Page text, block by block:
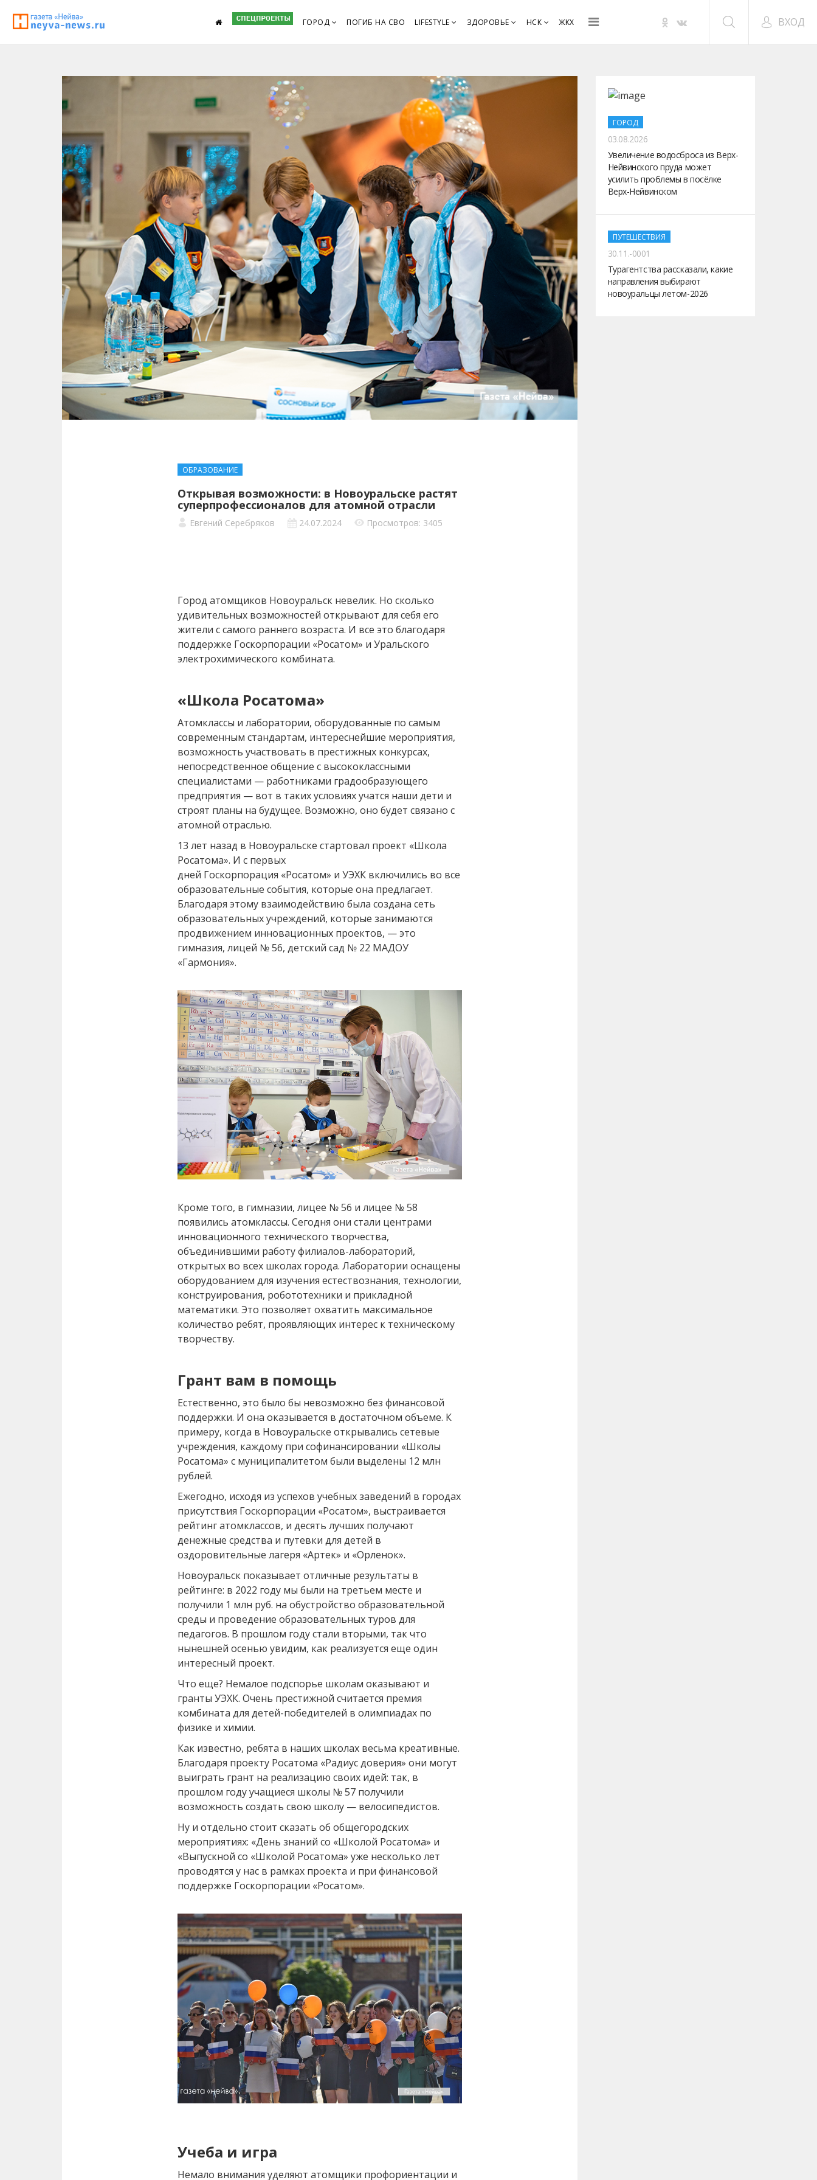
ГОРОД ПОГИБ НА СВО LIFESTYLE ЗДОРОВЬЕ НСК ЖКХ ВХОД
ОБРАЗОВАНИЕ
Открывая возможности: в Новоуральске растят
суперпрофессионалов для атомной отрасли
Евгений Серебряков 24.07.2024 Просмотров: 3405
Город атомщиков Новоуральск невелик. Но сколько
удивительных возможностей открывают для себя его
жители с самого раннего возраста. И все это благодаря
поддержке Госкорпорации «Росатом» и Уральского
электрохимического комбината.
«Школа Росатома»
Атомклассы и лаборатории, оборудованные по самым
современным стандартам, интереснейшие мероприятия,
возможность участвовать в престижных конкурсах,
непосредственное общение с высококлассными
специалистами — работниками градообразующего
предприятия — вот в таких условиях учатся наши дети и
строят планы на будущее. Возможно, оно будет связано с
атомной отраслью.
13 лет назад в Новоуральске стартовал проект «Школа
Росатома». И с первых
дней Госкорпорация «Росатом» и УЭХК включились во все
образовательные события, которые она предлагает.
Благодаря этому взаимодействию была создана сеть
образовательных учреждений, которые занимаются
продвижением инновационных проектов, — это
гимназия, лицей № 56, детский сад № 22 МАДОУ
«Гармония».
Кроме того, в гимназии, лицее № 56 и лицее № 58
появились атомклассы. Сегодня они стали центрами
инновационного технического творчества,
объединившими работу филиалов-лабораторий,
открытых во всех школах города. Лаборатории оснащены
оборудованием для изучения естествознания, технологии,
конструирования, робототехники и прикладной
математики. Это позволяет охватить максимальное
количество ребят, проявляющих интерес к техническому
творчеству.
Грант вам в помощь
Естественно, это было бы невозможно без финансовой
поддержки. И она оказывается в достаточном объеме. К
примеру, когда в Новоуральске открывались сетевые
учреждения, каждому при софинансировании «Школы
Росатома» с муниципалитетом были выделены 12 млн
рублей.
Ежегодно, исходя из успехов учебных заведений в городах
присутствия Госкорпорации «Росатом», выстраивается
рейтинг атомклассов, и десять лучших получают
денежные средства и путевки для детей в
оздоровительные лагеря «Артек» и «Орленок».
Новоуральск показывает отличные результаты в
рейтинге: в 2022 году мы были на третьем месте и
получили 1 млн руб. на обустройство образовательной
среды и проведение образовательных туров для
педагогов. В прошлом году стали вторыми, так что
нынешней осенью увидим, как реализуется еще один
интересный проект.
Что еще? Немалое подспорье школам оказывают и
гранты УЭХК. Очень престижной считается премия
комбината для детей-победителей в олимпиадах по
физике и химии.
Как известно, ребята в наших школах весьма креативные.
Благодаря проекту Росатома «Радиус доверия» они могут
выиграть грант на реализацию своих идей: так, в
прошлом году учащиеся школы № 57 получили
возможность создать свою школу — велосипедистов.
Ну и отдельно стоит сказать об общегородских
мероприятиях: «День знаний со «Школой Росатома» и
«Выпускной со «Школой Росатома» уже несколько лет
проводятся у нас в рамках проекта и при финансовой
поддержке Госкорпорации «Росатом».
Учеба и игра
Немало внимания уделяют атомщики профориентации и
ГОРОД
03.08.2026
Увеличение водосброса из Верх-
Нейвинского пруда может
усилить проблемы в посёлке
Верх-Нейвинском
ПУТЕШЕСТВИЯ
30.11.-0001
Турагентства рассказали, какие
направления выбирают
новоуральцы летом-2026